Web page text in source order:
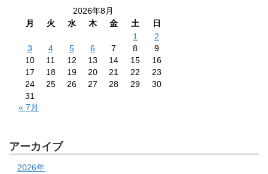
2026年8月
月
火 水 木 金 土
日
1
2
3
4 5 6 7 8
9
10
11 12 13 14 15
16
17
18 19 20 21 22
23
24
25 26 27 28 29
30
31
« 7月
アーカイブ
2026年